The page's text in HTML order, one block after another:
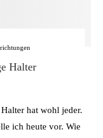
Halter
hat wohl jeder.
ich heute vor. Wie